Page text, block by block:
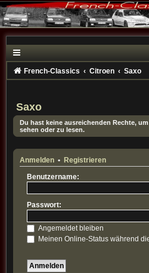
French-Classics Citroen Saxo
Saxo
Du hast keine ausreichenden Rechte,
sehen oder zu lesen.
Anmelden• Registrieren
Benutzername:
Passwort:
Angemeldet bleiben
Meinen Online-Status während